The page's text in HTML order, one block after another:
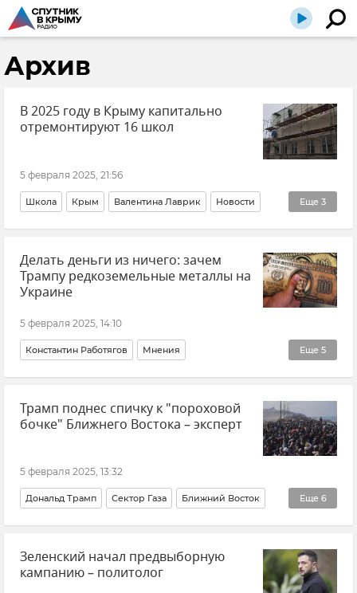
Архив
В 2025 году в Крыму капитально
отремонтируют 16 школ
5 февраля 2025, 21:56
Еще 3
Школа Крым Валентина Лаврик Новости
Новости Крыма Минобраз Крыма
Образование в Крыму и Севастополе
Делать деньги из ничего: зачем
Трампу редкоземельные металлы на
Украине
5 февраля 2025, 14:10
Еще 5
Константин Работягов Мнения
Редкоземельные металлы США Украина
Экономика Полезные ископаемые
Трамп поднес спичку к "пороховой
бочке" Ближнего Востока – эксперт
5 февраля 2025, 13:32
Еще 6
Дональд Трамп Сектор Газа Ближний Восток
Израиль США Мнения Игорь Шатров
Политика В мире
Зеленский начал предвыборную
кампанию – политолог